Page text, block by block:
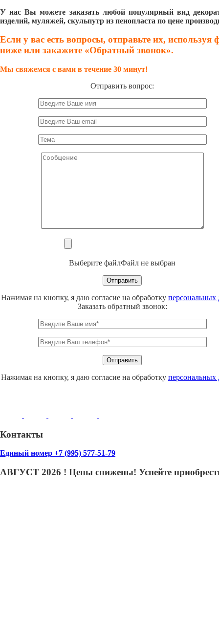
У нас Вы можете заказать любой популярный вид
изделий, муляжей, скульпутр из пенопласта по цене
Если у вас есть вопросы, отправьте их, используя
ниже или закажите «Обратный звонок».
Мы свяжемся с вами в течение 30 минут!
Отправить вопрос:
Выберите файлФайл не выбран
Нажимая на кнопку, я даю согласие на обработку персональных
Заказать обратный звонок:
Нажимая на кнопку, я даю согласие на обработку персональных
Контакты
Единый номер +7 (995) 577-51-79
АВГУСТ 2026 ! Цены снижены! Успейте